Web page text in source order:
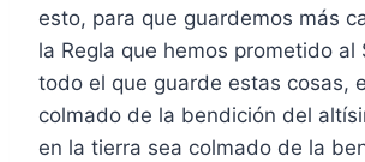
esto, para que guardemos más
la Regla que hemos prometido al
todo el que guarde estas cosas,
colmado de la bendición del
en la tierra sea colmado de la